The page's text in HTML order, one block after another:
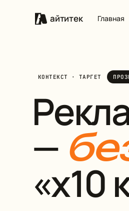
айтитек Главная
КОНТЕКСТ · ТАРГЕТ
—
«х10